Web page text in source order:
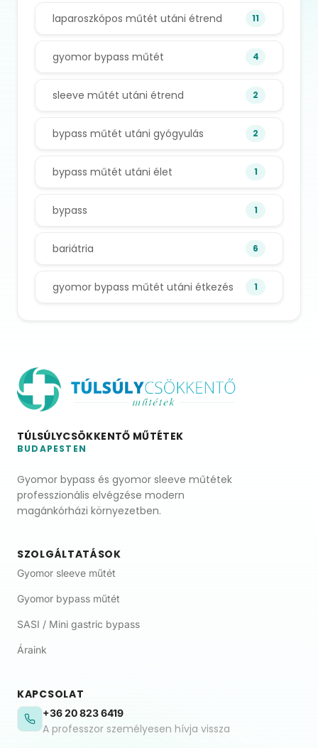
laparoszkópos műtét utáni étrend 11
gyomor bypass műtét 4
sleeve műtét utáni étrend 2
bypass műtét utáni gyógyulás 2
bypass műtét utáni élet 1
bypass 1
bariátria 6
gyomor bypass műtét utáni étkezés 1
TÚLSÚLYCSÖKKENTŐ MŰTÉTEK
BUDAPESTEN
Gyomor bypass és gyomor sleeve műtétek
professzionális elvégzése modern
magánkórházi környezetben.
SZOLGÁLTATÁSOK
Gyomor sleeve műtét
Gyomor bypass műtét
SASI / Mini gastric bypass
Áraink
KAPCSOLAT
+36 20 823 6419
A professzor személyesen hívja vissza